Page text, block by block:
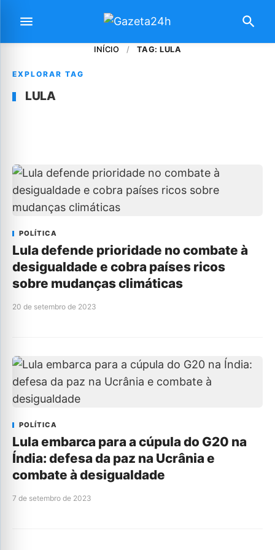
INÍCIO / TAG: LULA
EXPLORAR TAG
LULA
POLÍTICA
Lula defende prioridade no combate à
desigualdade e cobra países ricos
sobre mudanças climáticas
20 de setembro de 2023
POLÍTICA
Lula embarca para a cúpula do G20 na
Índia: defesa da paz na Ucrânia e
combate à desigualdade
7 de setembro de 2023